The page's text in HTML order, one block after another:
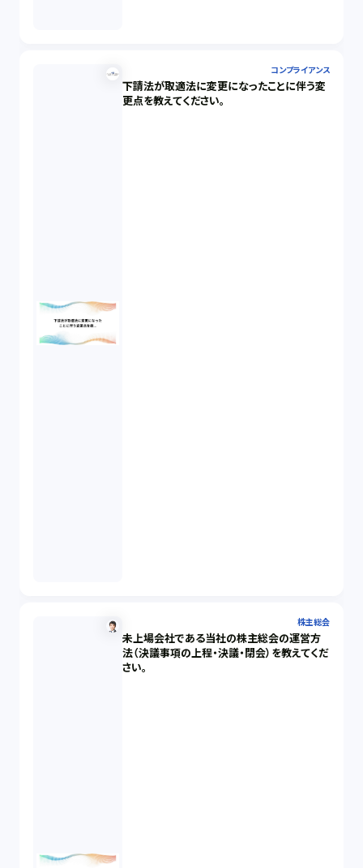
コンプライアンス
下請法が取適法に変更になったことに伴う変
更点を教えてください。
株主総会
未上場会社である当社の株主総会の運営方
法（決議事項の上程・決議・閉会）を教えてくだ
さい。